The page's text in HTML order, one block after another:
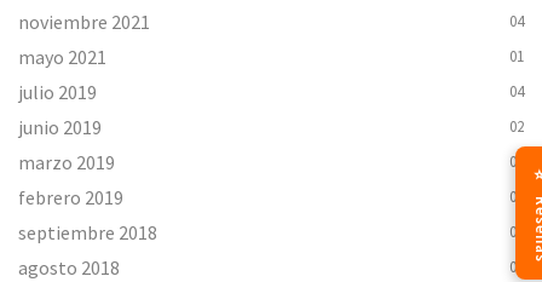
noviembre 2021 04
mayo 2021 01
julio 2019 04
junio 2019 02
marzo 2019 01
febrero 2019 06
septiembre 2018 05
agosto 2018 09
⭐